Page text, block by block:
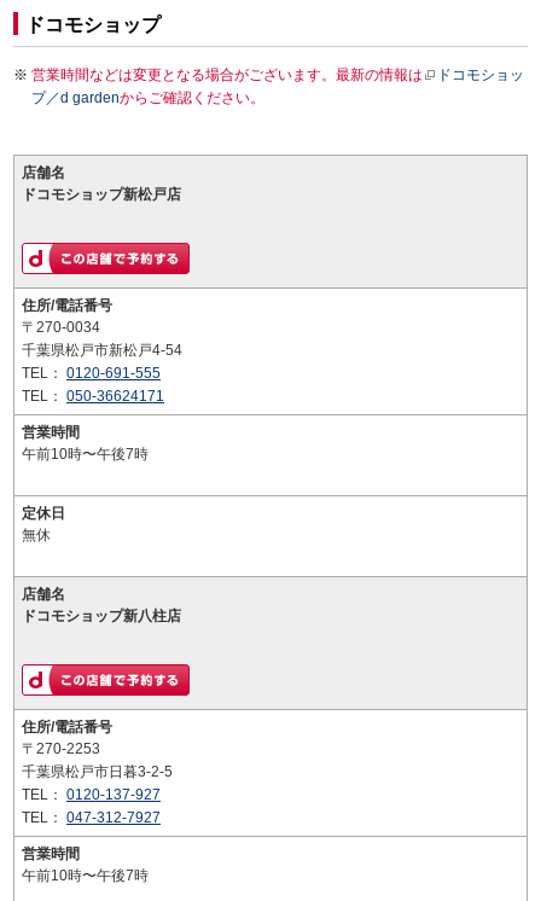
ドコモショップ
営業時間などは変更となる場合がございます。最新の情報は
ドコモショッ
プ／d gardenからご確認ください。
店舗名
ドコモショップ新松戸店
住所/電話番号
〒270-0034
千葉県松戸市新松戸4-54
TEL： 0120-691-555
TEL： 050-36624171
営業時間
午前10時〜午後7時
定休日
無休
店舗名
ドコモショップ新八柱店
住所/電話番号
〒270-2253
千葉県松戸市日暮3-2-5
TEL： 0120-137-927
TEL： 047-312-7927
営業時間
午前10時〜午後7時